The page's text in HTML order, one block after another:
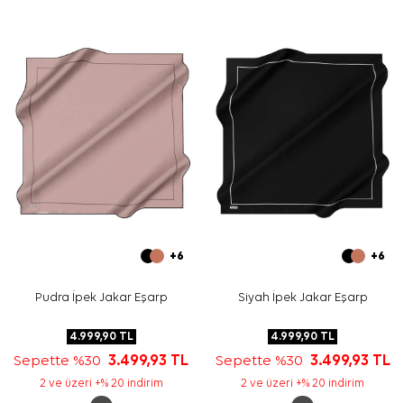
detaylarında tekrarlayabilirsiniz.
Bakım
Yıkama ve bakım için ürün etiketindeki talimatları
izleyiniz. İpek ve hassas eşarpların elde hassas
bakımında destekleyici ürün aradığınızda
Şampuanı tercih edebilirsiniz.
Sıkça Sorulan Sorular
Bu ürün hangi kumaş kalitesine sahiptir?
Hangi kombinlerde kullanılabilir?
Aker eşarp günlük kullanıma uygun mudur?
+6
Pudra İpek Jakar Eşarp
4.999,90TL
Sepette %303.499,93 TL
2 ve üzeri +% 20 indirim
+6
Siyah İpek Jakar Eşarp
4.999,90 TL
Sepette %30 3.499,93 TL
2 ve üzeri +% 20 indirim